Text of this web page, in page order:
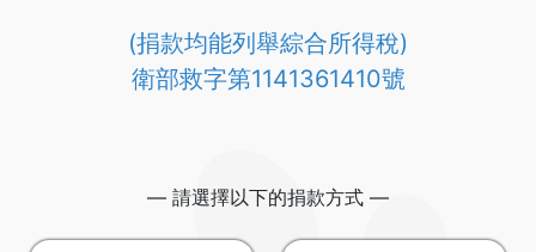
(捐款均能列舉綜合所得稅)
衛部救字第1141361410號
— 請選擇以下的捐款方式 —